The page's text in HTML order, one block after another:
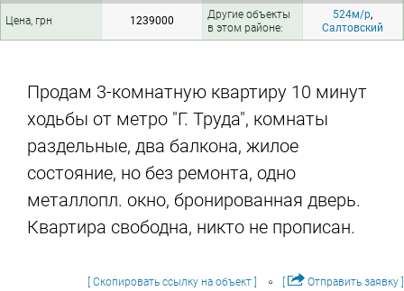
Цена, грн 1239000
Другие объекты
в этом районе:
524м/р,
Салтовский
Продам 3-комнатную квартиру 10 минут
ходьбы от метро "Г. Труда", комнаты
раздельные, два балкона, жилое
состояние, но без ремонта, одно
металлопл. окно, бронированная дверь.
Квартира свободна, никто не прописан.
[ Скопировать ссылку на объект ] Отправить заявку ]